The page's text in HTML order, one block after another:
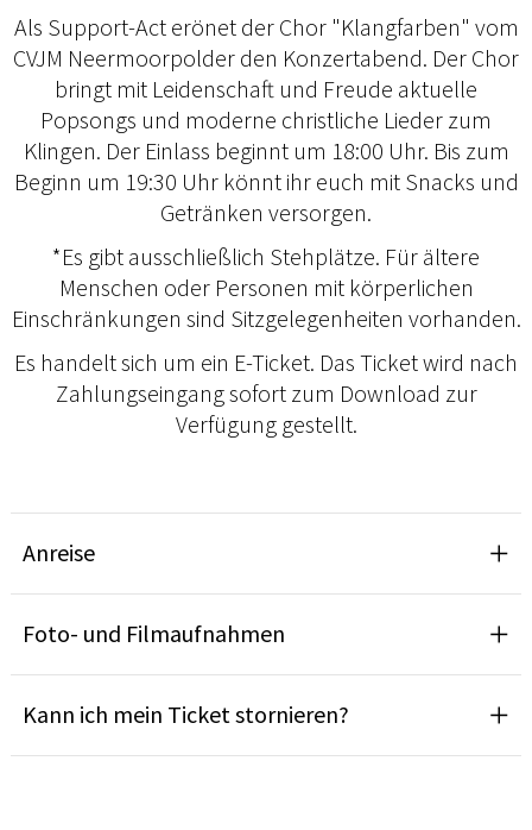
Als Support-Act eröffnet der Chor "Klangfarben" vom
CVJM Neermoorpolder den Konzertabend. Der Chor
bringt mit Leidenschaft und Freude aktuelle
Popsongs und moderne christliche Lieder zum
Klingen. Der Einlass beginnt um 18:00 Uhr. Bis zum
Beginn um 19:30 Uhr könnt ihr euch mit Snacks und
Getränken versorgen.
*Es gibt ausschließlich Stehplätze. Für ältere
Menschen oder Personen mit körperlichen
Einschränkungen sind Sitzgelegenheiten vorhanden.
Es handelt sich um ein E-Ticket. Das Ticket wird nach
Zahlungseingang sofort zum Download zur
Verfügung gestellt.
Anreise
Foto- und Filmaufnahmen
Kann ich mein Ticket stornieren?